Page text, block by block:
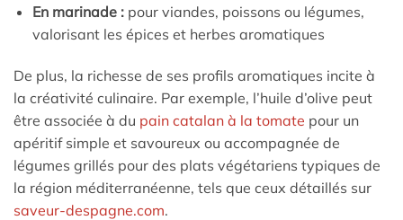
En marinade :pour viandes, poissons ou légumes,
valorisant les épices et herbes aromatiques
De plus, la richesse de ses profils aromatiques incite à
la créativité culinaire. Par exemple, l’huile d’olive peut
être associée à du pain catalan à la tomate pour un
apéritif simple et savoureux ou accompagnée de
légumes grillés pour des plats végétariens typiques de
la région méditerranéenne, tels que ceux détaillés sur
saveur-despagne.com.